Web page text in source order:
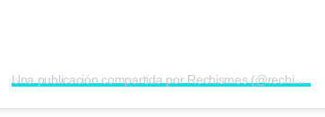
Una publicación compartida por Rechismes (@rechismes)